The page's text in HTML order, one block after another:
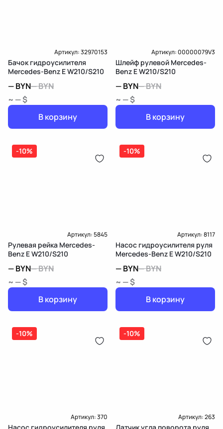
Артикул:32970153
Бачок гидроусилителя
Mercedes-Benz E W210/S210
—BYN—BYN
~ — $
В корзину
Артикул:00000079V3
Шлейф рулевой Mercedes-
Benz E W210/S210
—BYN—BYN
~ — $
В корзину
-10%
Артикул:5845
Рулевая рейка Mercedes-
Benz E W210/S210
—BYN—BYN
~ — $
В корзину
-10%
Артикул:8117
Насос гидроусилителя руля
Mercedes-Benz E W210/S210
—BYN—BYN
~ — $
В корзину
-10%
Артикул:370
-10%
Артикул:263